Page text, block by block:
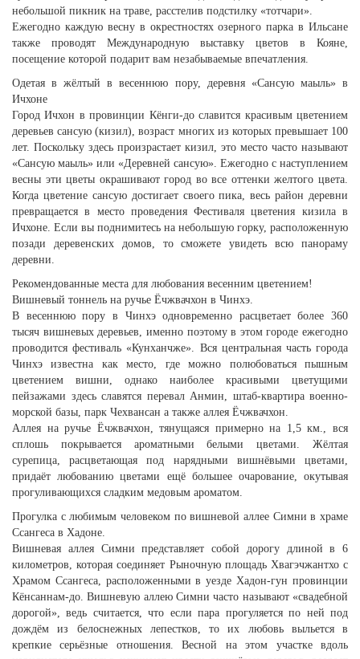
небольшой пикник на траве, расстелив подстилку «тотчари».
Ежегодно каждую весну в окрестностях озерного парка в Ильсане
также проводят Международную выставку цветов в Кояне,
посещение которой подарит вам незабываемые впечатления.
Одетая в жёлтый в весеннюю пору, деревня «Сансую маыль» в
Ичхоне
Город Ичхон в провинции Кёнги-до славится красивым цветением
деревьев сансую (кизил), возраст многих из которых превышает 100
лет. Поскольку здесь произрастает кизил, это место часто называют
«Сансую маыль» или «Деревней сансую». Ежегодно с наступлением
весны эти цветы окрашивают город во все оттенки желтого цвета.
Когда цветение сансую достигает своего пика, весь район деревни
превращается в место проведения Фестиваля цветения кизила в
Ичхоне. Если вы поднимитесь на небольшую горку, расположенную
позади деревенских домов, то сможете увидеть всю панораму
деревни.
Рекомендованные места для любования весенним цветением!
Вишневый тоннель на ручье Ёчжвачхон в Чинхэ.
В весеннюю пору в Чинхэ одновременно расцветает более 360
тысяч вишневых деревьев, именно поэтому в этом городе ежегодно
проводится фестиваль «Кунханчже». Вся центральная часть города
Чинхэ известна как место, где можно полюбоваться пышным
цветением вишни, однако наиболее красивыми цветущими
пейзажами здесь славятся перевал Анмин, штаб-квартира военно-
морской базы, парк Чехвансан а также аллея Ёчжвачхон.
Аллея на ручье Ёчжвачхон, тянущаяся примерно на 1,5 км., вся
сплошь покрывается ароматными белыми цветами. Жёлтая
сурепица, расцветающая под нарядными вишнёвыми цветами,
придаёт любованию цветами ещё большее очарование, окутывая
прогуливающихся сладким медовым ароматом.
Прогулка с любимым человеком по вишневой аллее Симни в храме
Ссангеса в Хадоне.
Вишневая аллея Симни представляет собой дорогу длиной в 6
километров, которая соединяет Рыночную площадь Хвагэчжантхо с
Храмом Ссангеса, расположенными в уезде Хадон-гун провинции
Кёнсаннам-до. Вишневую аллею Симни часто называют «свадебной
дорогой», ведь считается, что если пара прогуляется по ней под
дождём из белоснежных лепестков, то их любовь выльется в
крепкие серьёзные отношения. Весной на этом участке вдоль